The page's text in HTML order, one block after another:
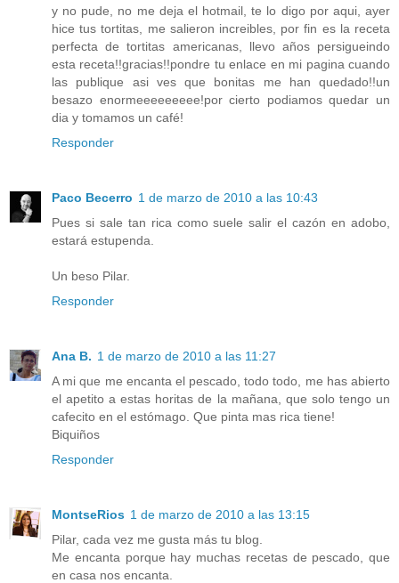
y no pude, no me deja el hotmail, te lo digo por aqui, ayer
hice tus tortitas, me salieron increibles, por fin es la receta
perfecta de tortitas americanas, llevo años persigueindo
esta receta!!gracias!!pondre tu enlace en mi pagina cuando
las publique asi ves que bonitas me han quedado!!un
besazo enormeeeeeeeee!por cierto podiamos quedar un
dia y tomamos un café!
Responder
Paco Becerro 1 de marzo de 2010 a las 10:43
Pues si sale tan rica como suele salir el cazón en adobo,
estará estupenda.
Un beso Pilar.
Responder
Ana B. 1 de marzo de 2010 a las 11:27
A mi que me encanta el pescado, todo todo, me has abierto
el apetito a estas horitas de la mañana, que solo tengo un
cafecito en el estómago. Que pinta mas rica tiene!
Biquiños
Responder
MontseRios 1 de marzo de 2010 a las 13:15
Pilar, cada vez me gusta más tu blog.
Me encanta porque hay muchas recetas de pescado, que
en casa nos encanta.